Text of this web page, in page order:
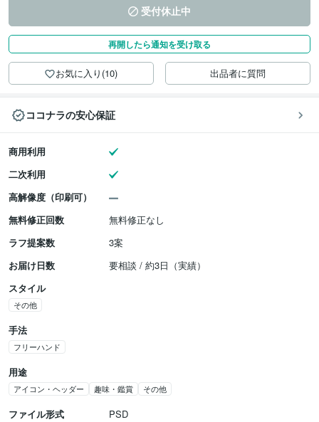
受付休止中
再開したら通知を受け取る
お気に入り(10) 出品者に質問
ココナラの安心保証
商用利用
二次利用
高解像度（印刷可）
無料修正回数
無料修正なし
ラフ提案数
3案
お届け日数
要相談 / 約3日（実績）
スタイル
その他
手法
フリーハンド
用途
アイコン・ヘッダー 趣味・鑑賞 その他
ファイル形式 PSD